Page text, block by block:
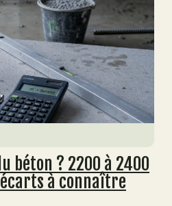
béton ? 2200 à 2400
à connaître